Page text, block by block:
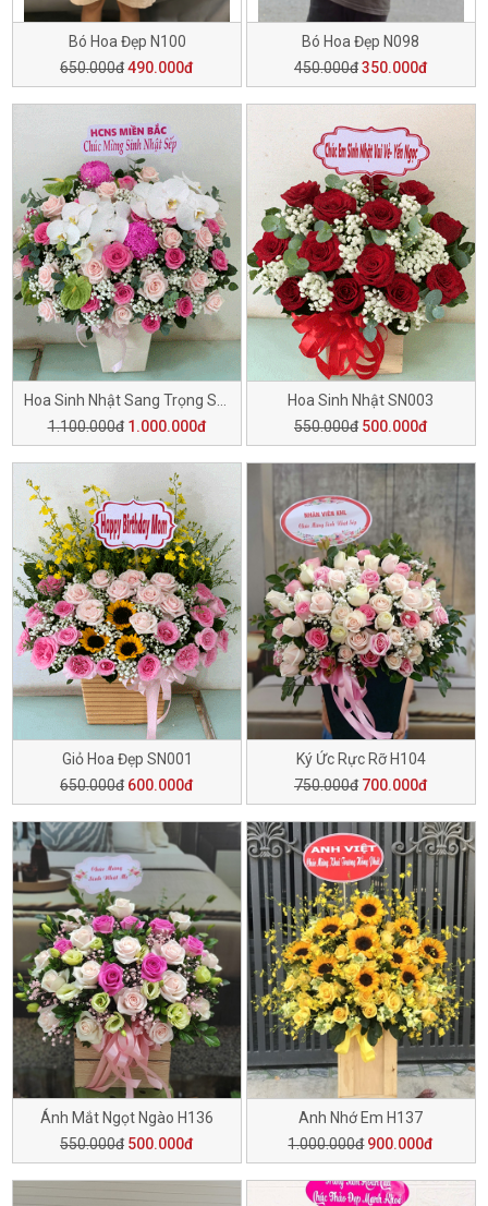
Bó Hoa Đẹp N100
650.000đ490.000đ
Bó Hoa Đẹp N098
450.000đ350.000đ
1.100.000đ 1.000.000đ
Hoa Sinh Nhật SN003
550.000đ 500.000đ
Giỏ Hoa Đẹp SN001
650.000đ 600.000đ
Ký Ức Rực Rỡ H104
750.000đ 700.000đ
Ánh Mắt Ngọt Ngào H136
550.000đ 500.000đ
Anh Nhớ Em H137
1.000.000đ 900.000đ